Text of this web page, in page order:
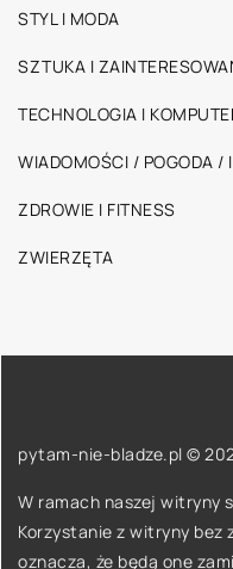
STYL I MODA
SZTUKA I
TECHNOLOGIA I
WIADOMOŚCI / POGODA /
ZDROWIE I FITNESS
ZWIERZĘTA
pytam-nie-bladze.pl ©
W ramach naszej witryny
Korzystanie z witryny
oznacza, że będą one